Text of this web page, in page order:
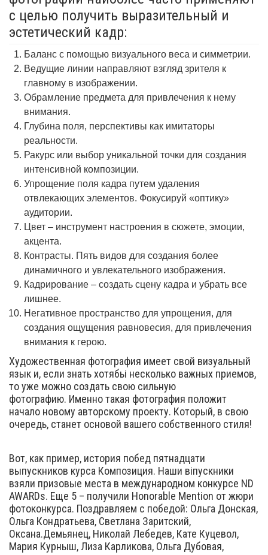
с целью получить выразительный и
эстетический кадр:
Баланс с помощью визуального веса и симметрии.
Ведущие линии направляют взгляд зрителя к
главному в изображении.
Обрамление предмета для привлечения к нему
внимания.
Глубина поля, перспективы как имитаторы
реальности.
Ракурс или выбор уникальной точки для создания
интенсивной композиции.
Упрощение поля кадра путем удаления
отвлекающих элементов. Фокусируй «оптику»
аудитории.
Цвет – инструмент настроения в сюжете, эмоции,
акцента.
Контрасты. Пять видов для создания более
динамичного и увлекательного изображения.
Кадрирование – создать сцену кадра и убрать все
лишнее.
Негативное пространство для упрощения, для
создания ощущения равновесия, для привлечения
внимания к герою.
Художественная фотография имеет свой визуальный
язык и, если знать хотябьі несколько важных приемов,
то уже можно создать свою сильную
фотографию. Именно такая фотография положит
начало новому авторскому проекту. Который, в свою
очередь, станет основой вашего собственного стиля!
Вот, как пример, история побед пятнадцати
выпускников курса Композиция. Наши віпускники
взяли призовые места в международном конкурсе ND
AWARDs. Еще 5 – получили Honorable Mention от жюри
фотоконкурса. Поздравляем с победой: Ольга Донская,
Ольга Кондратьева, Светлана Заритский,
Оксана.Демьянец, Николай Лебедев, Кате Куцевол,
Мария Курныш, Лиза Карликова, Ольга Дубовая,